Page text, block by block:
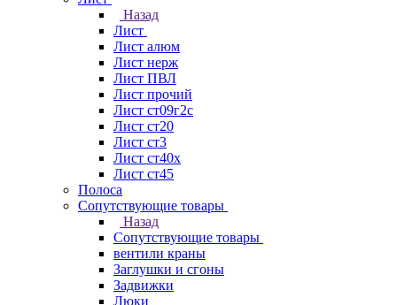
Назад
Лист
Лист алюм
Лист нерж
Лист ПВЛ
Лист прочий
Лист ст09г2с
Лист ст20
Лист ст3
Лист ст40х
Лист ст45
Полоса
Сопутствующие товары
Назад
Сопутствующие товары
вентили краны
Заглушки и сгоны
Задвижки
Люки